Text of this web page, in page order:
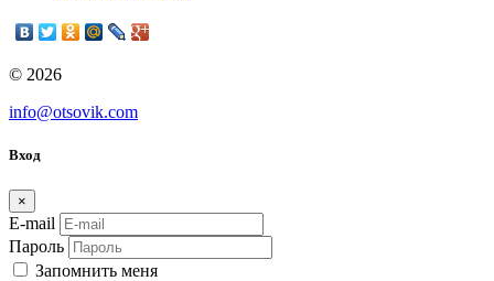
© 2026
info@otsovik.com
Вход
×
E-mail
Пароль
Запомнить меня